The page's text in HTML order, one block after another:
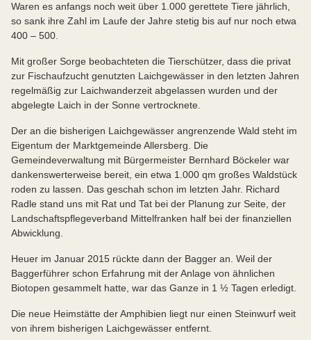
Waren es anfangs noch weit über 1.000 gerettete Tiere jährlich,
so sank ihre Zahl im Laufe der Jahre stetig bis auf nur noch etwa
400 – 500.
Mit großer Sorge beobachteten die Tierschützer, dass die privat
zur Fischaufzucht genutzten Laichgewässer in den letzten Jahren
regelmäßig zur Laichwanderzeit abgelassen wurden und der
abgelegte Laich in der Sonne vertrocknete.
Der an die bisherigen Laichgewässer angrenzende Wald steht im
Eigentum der Marktgemeinde Allersberg. Die
Gemeindeverwaltung mit Bürgermeister Bernhard Böckeler war
dankenswerterweise bereit, ein etwa 1.000 qm großes Waldstück
roden zu lassen. Das geschah schon im letzten Jahr. Richard
Radle stand uns mit Rat und Tat bei der Planung zur Seite, der
Landschaftspflegeverband Mittelfranken half bei der finanziellen
Abwicklung.
Heuer im Januar 2015 rückte dann der Bagger an. Weil der
Baggerführer schon Erfahrung mit der Anlage von ähnlichen
Biotopen gesammelt hatte, war das Ganze in 1 ½ Tagen erledigt.
Die neue Heimstätte der Amphibien liegt nur einen Steinwurf weit
von ihrem bisherigen Laichgewässer entfernt.